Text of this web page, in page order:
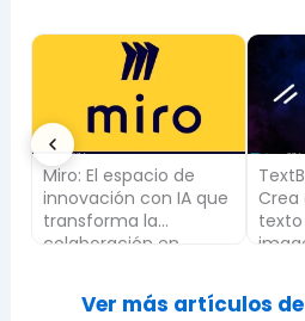
TextBehindImage:
Crea el efecto de
texto detrás de una
imagen
para
y
Ver más artículos